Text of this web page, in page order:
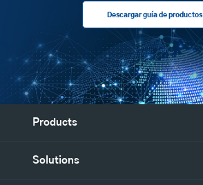
Descargar guía de productos
Products
Solutions